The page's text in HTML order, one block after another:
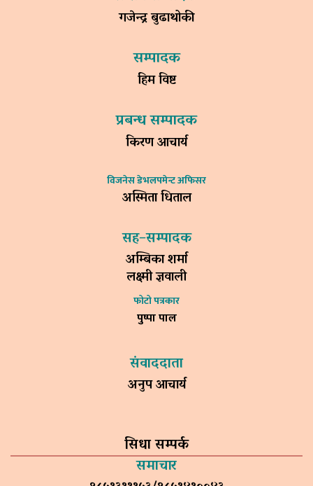
गजेन्द्र बुढाथोकी
सम्पादक
हिम विष्ट
प्रबन्ध सम्पादक
किरण आचार्य
विजनेस डेभलपमेन्ट अफिसर
अस्मिता धिताल
सह–सम्पादक
अम्बिका शर्मा
लक्ष्मी ज्ञवाली
फोटो पत्रकार
पुष्पा पाल
संवाददाता
अनुप आचार्य
सिधा सम्पर्क
समाचार